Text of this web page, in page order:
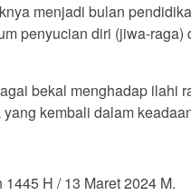
menjadi bulan
penyucian diri (jiwa-
bekal menghadap ilahi
kembali dalam
H / 13 Maret 2024 M.